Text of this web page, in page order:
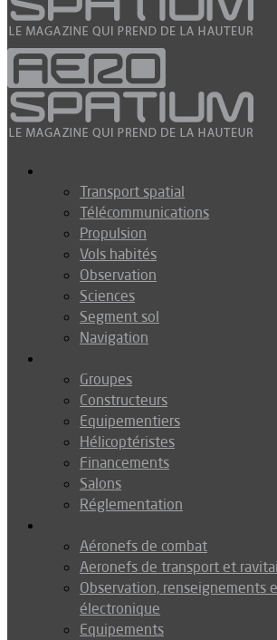
Transport spatial
Télécommunications
Propulsion
Vols habités
Observation
Sciences
Segment sol
Navigation
Groupes
Constructeurs
Equipementiers
Hélicoptéristes
Financements
Salons
Réglementation
Aéronefs de combat
Aeronefs de transport et
Observation, renseignements
électronique
Equipements